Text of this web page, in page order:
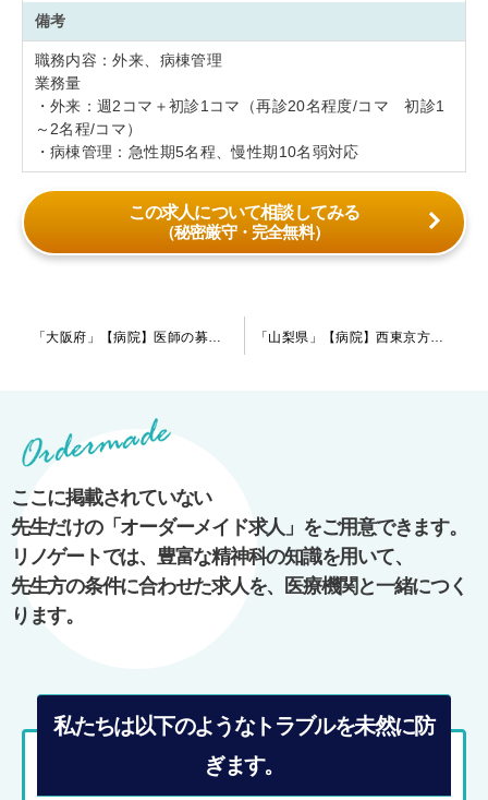
備考
職務内容：外来、病棟管理
業務量
・外来：週2コマ＋初診1コマ（再診20名程度/コマ 初診1
～2名程/コマ）
・病棟管理：急性期5名程、慢性期10名弱対応
この求人について相談してみる
（秘密厳守・完全無料）
ゲ
シ
ョ
ン
「大阪府」【病院】医師の募集を行う事が珍しい希少性の高い案件です。求人も少ないエリアに位置しています。まずはお問合せ下さい。 「山梨県」【病院】西東京方面からのアクセスも◎高速代支給の検討が可能！指定医の先生は勤務日数等、条件面が柔軟にご相談ができる病院です。
ここに掲載されていない
先生だけの「オーダーメイド求人」をご用意できます。
リノゲートでは、豊富な精神科の知識を用いて、
先生方の条件に合わせた求人を、医療機関と一緒につく
ります。
私たちは以下のようなトラブルを未然に防
ぎます。